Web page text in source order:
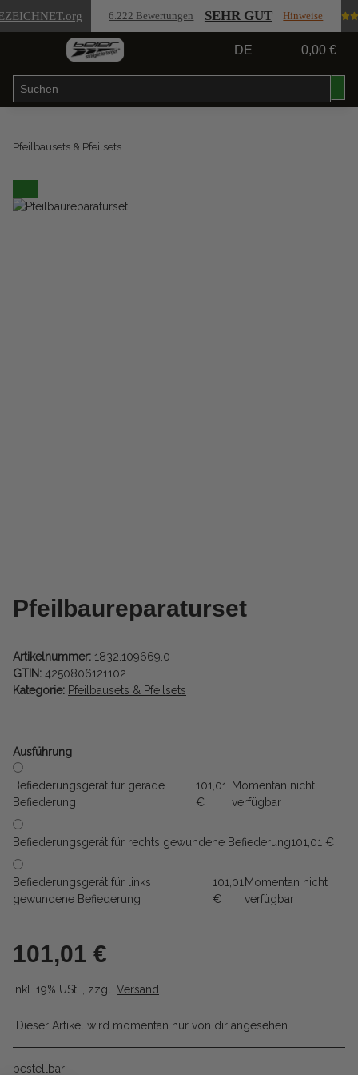
.org 6.222 Bewertungen SEHR GUT Hinweise
DE 0,00 €
Pfeilbausets & Pfeilsets
Pfeilbaureparaturset
Artikelnummer: 1832.109669.0
GTIN: 4250806121102
Kategorie: Pfeilbausets & Pfeilsets
Ausführung
Befiederungsgerät für gerade
Befiederung
101,01
€
Momentan nicht
verfügbar
Befiederungsgerät für rechts gewundene Befiederung101,01 €
Befiederungsgerät für links
gewundene Befiederung
101,01
€
Momentan nicht
verfügbar
101,01 €
inkl. 19% USt. , zzgl. Versand
Dieser Artikel wird momentan nur von dir angesehen.
bestellbar